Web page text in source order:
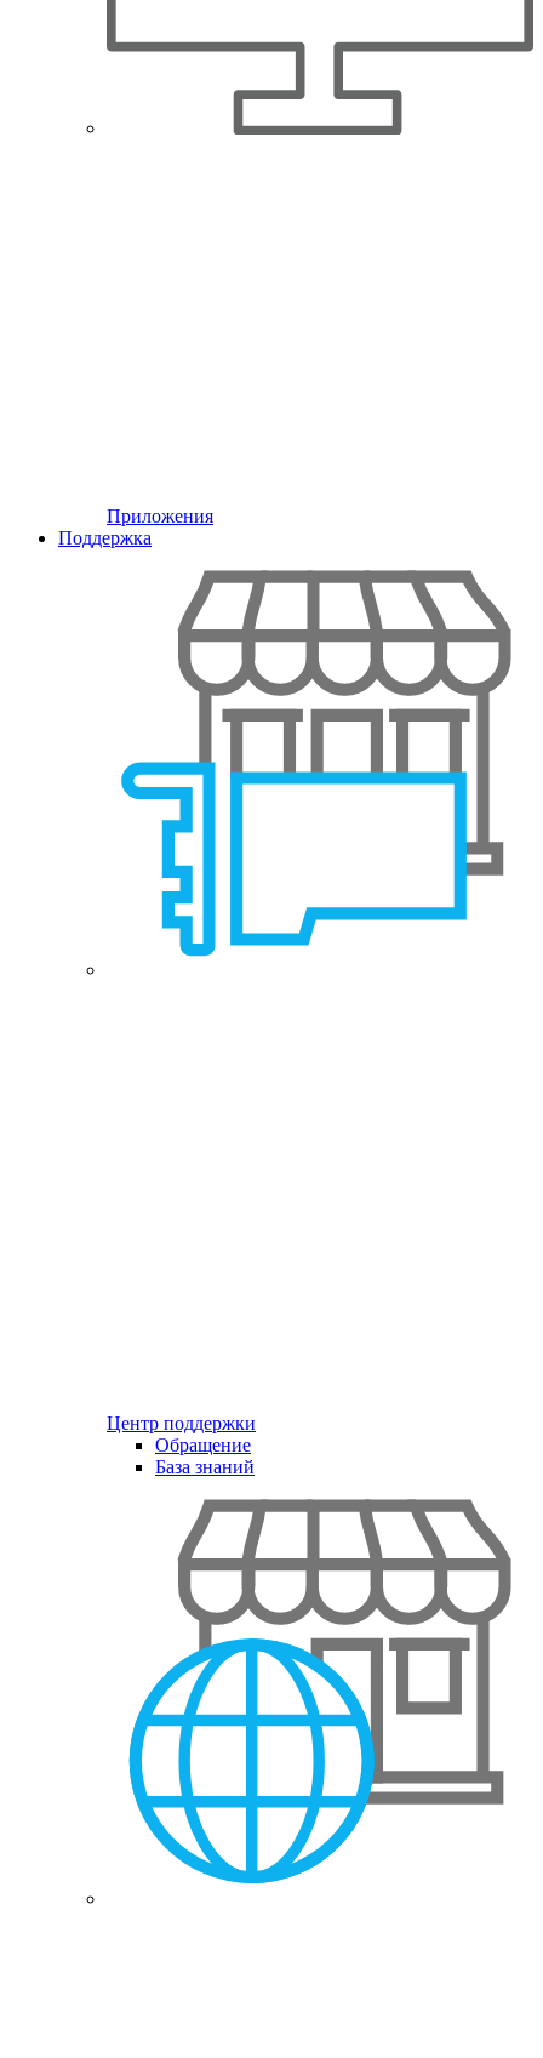
Приложения
Поддержка
Центр поддержки
Обращение
База знаний